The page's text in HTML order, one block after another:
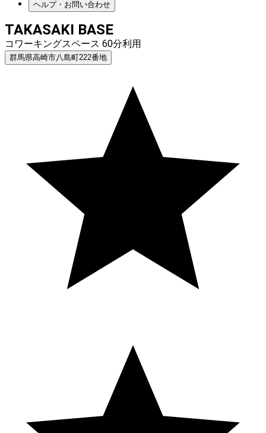
ヘルプ・お問い合わせ
TAKASAKI BASE
コワーキングスペース 60分利用
群馬県高崎市八島町222番地